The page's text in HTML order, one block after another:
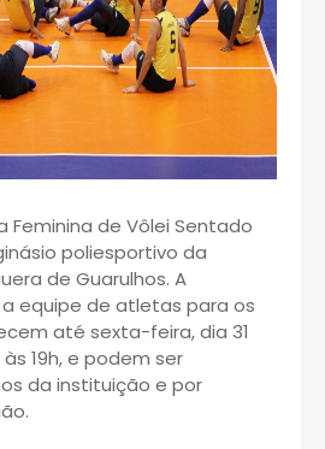
Feminina de Vôlei Sentado
poliesportivo da
de Guarulhos. A
equipe de atletas para os
até sexta-feira, dia 31
19h, e podem ser
da instituição e por